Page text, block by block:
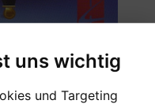
uns wichtig
und Targeting
of Disney